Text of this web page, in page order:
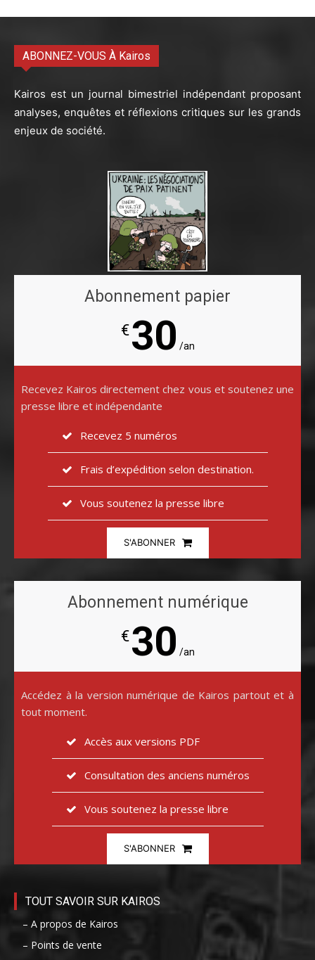
ABONNEZ-VOUS À Kairos
Kairos est un journal bimestriel indépendant proposant
analyses, enquêtes et réflexions critiques sur les grands
enjeux de société.
Abonnement papier
€30 /an
Recevez Kairos directement chez vous et soutenez une
presse libre et indépendante
Recevez 5 numéros
Frais d’expédition selon destination.
Vous soutenez la presse libre
S'ABONNER
Abonnement numérique
€30 /an
Accédez à la version numérique de Kairos partout et à
tout moment.
Accès aux versions PDF
Consultation des anciens numéros
Vous soutenez la presse libre
S'ABONNER
TOUT SAVOIR SUR KAIROS
– A propos de Kairos
– Points de vente